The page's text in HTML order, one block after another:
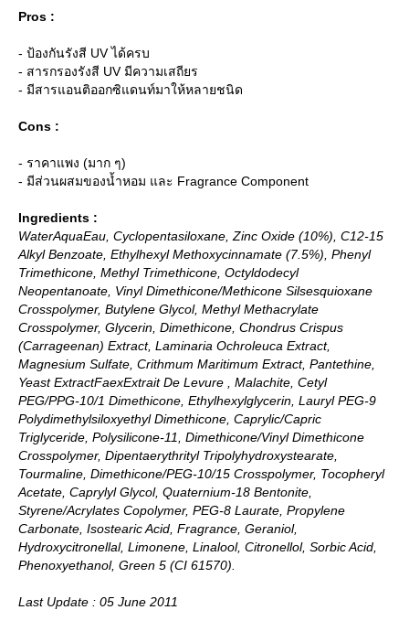
Pros :
- ป้องกันรังสี UV ได้ครบ
- สารกรองรังสี UV มีความเสถียร
- มีสารแอนติออกซิแดนท์มาให้หลายชนิด
Cons :
- ราคาแพง (มาก ๆ)
- มีส่วนผสมของน้ำหอม และ Fragrance Component
Ingredients :
WaterAquaEau, Cyclopentasiloxane, Zinc Oxide (10%), C12-15
Alkyl Benzoate, Ethylhexyl Methoxycinnamate (7.5%), Phenyl
Trimethicone, Methyl Trimethicone, Octyldodecyl
Neopentanoate, Vinyl Dimethicone/Methicone Silsesquioxane
Crosspolymer, Butylene Glycol, Methyl Methacrylate
Crosspolymer, Glycerin, Dimethicone, Chondrus Crispus
(Carrageenan) Extract, Laminaria Ochroleuca Extract,
Magnesium Sulfate, Crithmum Maritimum Extract, Pantethine,
Yeast ExtractFaexExtrait De Levure , Malachite, Cetyl
PEG/PPG-10/1 Dimethicone, Ethylhexylglycerin, Lauryl PEG-9
Polydimethylsiloxyethyl Dimethicone, Caprylic/Capric
Triglyceride, Polysilicone-11, Dimethicone/Vinyl Dimethicone
Crosspolymer, Dipentaerythrityl Tripolyhydroxystearate,
Tourmaline, Dimethicone/PEG-10/15 Crosspolymer, Tocopheryl
Acetate, Caprylyl Glycol, Quaternium-18 Bentonite,
Styrene/Acrylates Copolymer, PEG-8 Laurate, Propylene
Carbonate, Isostearic Acid, Fragrance, Geraniol,
Hydroxycitronellal, Limonene, Linalool, Citronellol, Sorbic Acid,
Phenoxyethanol, Green 5 (CI 61570).
Last Update : 05 June 2011